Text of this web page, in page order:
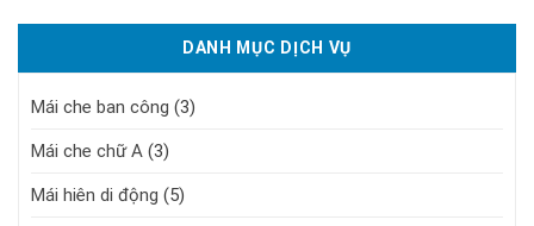
DANH MỤC DỊCH VỤ
Mái che ban công (3)
Mái che chữ A (3)
Mái hiên di động (5)